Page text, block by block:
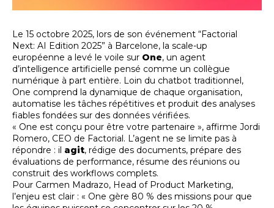
Le 15 octobre 2025, lors de son événement “Factorial
Next: AI Edition 2025” à Barcelone, la scale-up
européenne a levé le voile sur One, un agent
d’intelligence artificielle pensé comme un collègue
numérique à part entière. Loin du chatbot traditionnel,
One comprend la dynamique de chaque organisation,
automatise les tâches répétitives et produit des analyses
fiables fondées sur des données vérifiées.
« One est conçu pour être votre partenaire », affirme Jordi
Romero, CEO de Factorial. L’agent ne se limite pas à
répondre : il agit, rédige des documents, prépare des
évaluations de performance, résume des réunions ou
construit des workflows complets.
Pour Carmen Madrazo, Head of Product Marketing,
l’enjeu est clair : « One gère 80 % des missions pour que